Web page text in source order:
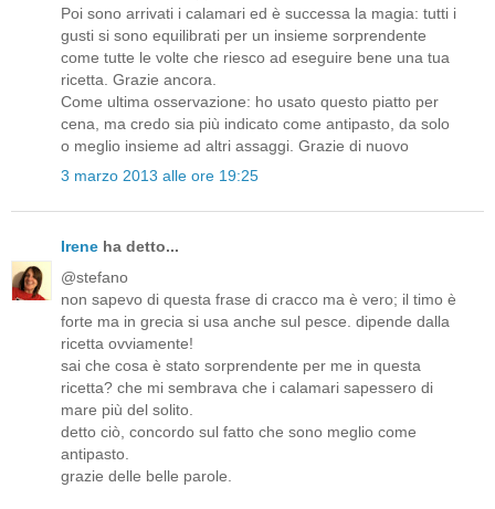
Poi sono arrivati i calamari ed è successa la magia: tutti i
gusti si sono equilibrati per un insieme sorprendente
come tutte le volte che riesco ad eseguire bene una tua
ricetta. Grazie ancora.
Come ultima osservazione: ho usato questo piatto per
cena, ma credo sia più indicato come antipasto, da solo
o meglio insieme ad altri assaggi. Grazie di nuovo
3 marzo 2013 alle ore 19:25
Irene ha detto...
@stefano
non sapevo di questa frase di cracco ma è vero; il timo è
forte ma in grecia si usa anche sul pesce. dipende dalla
ricetta ovviamente!
sai che cosa è stato sorprendente per me in questa
ricetta? che mi sembrava che i calamari sapessero di
mare più del solito.
detto ciò, concordo sul fatto che sono meglio come
antipasto.
grazie delle belle parole.